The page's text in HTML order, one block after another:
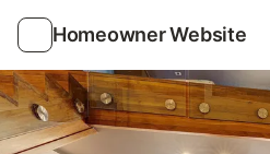
Homeowner Website
Fotos Facilidades Comentários